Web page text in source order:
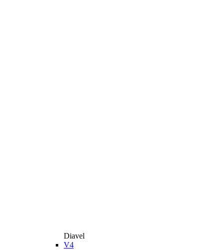
Diavel
V4